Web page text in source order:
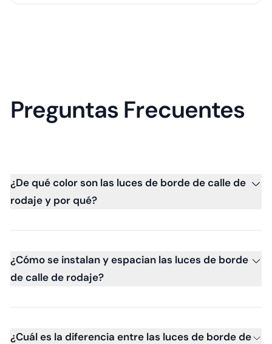
Preguntas Frecuentes
¿De qué color son las luces de borde de calle de
rodaje y por qué?
¿Cómo se instalan y espacian las luces de borde
de calle de rodaje?
¿Cuál es la diferencia entre las luces de borde de